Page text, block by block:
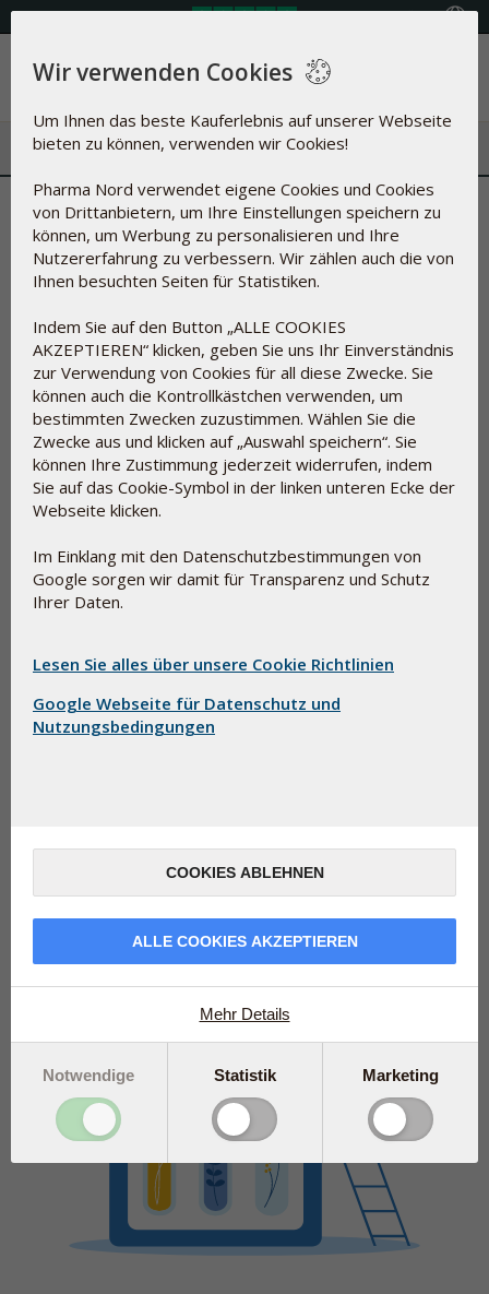
Menü
Übersicht der Hilfsstoffe
Was steckt in unseren Produkten?
Bei der Herstellung von Nahrungsergänzungsmitteln und
Arzneimitteln kann nicht immer auf Hilfsstoffe verzichtet
werden.
Hilfsstoffe dienen unter anderem dazu, die Wirkstoffe in
Tabletten und Kapseln zusammenzuhalten, sie vor
Einwirkung durch Luftsauerstoff, durch Mikroorganismen und
vor UV-Strahlung zu schützen, die Konsistenz zu regulieren,
den Geschmack zu verbessern, sie schluckfreundlicher zu
einladend aussehen zu lassen.
Hilfsstoffe und E-Nummern sind nicht unbedingt
gleichbedeutend mit synthetischer Chemie. Einige Beispiele
von Lebensmitteln ist, und Pektin (E-440), das
Wir verwenden Cookies
Um Ihnen das beste Kauferlebnis auf unserer Webseite
bieten zu können, verwenden wir Cookies!
Pharma Nord verwendet eigene Cookies und Cookies
von Drittanbietern, um Ihre Einstellungen speichern zu
können, um Werbung zu personalisieren und Ihre
Nutzererfahrung zu verbessern. Wir zählen auch die von
Ihnen besuchten Seiten für Statistiken.
Indem Sie auf den Button „ALLE COOKIES
AKZEPTIEREN“ klicken, geben Sie uns Ihr Einverständnis
zur Verwendung von Cookies für all diese Zwecke. Sie
können auch die Kontrollkästchen verwenden, um
bestimmten Zwecken zuzustimmen. Wählen Sie die
Zwecke aus und klicken auf „Auswahl speichern“. Sie
können Ihre Zustimmung jederzeit widerrufen, indem
Sie auf das Cookie-Symbol in der linken unteren Ecke der
Webseite klicken.
Im Einklang mit den Datenschutzbestimmungen von
Google sorgen wir damit für Transparenz und Schutz
Ihrer Daten.
Lesen Sie alles über unsere Cookie Richtlinien
Google Webseite für Datenschutz und
Nutzungsbedingungen
COOKIES ABLEHNEN
ALLE COOKIES AKZEPTIEREN
Mehr Details
Notwendige Statistik Marketing